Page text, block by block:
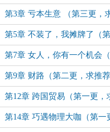
第3章 亏本生意 （第三更，
荐，求收藏）
第5章 不装了，我摊牌了（
更，求推荐，求收藏）
第7章 女人，你有一个机会
更，求推荐，求收藏）
第9章 财路（第二更，求推
收藏）
第12章 跨国贸易（第一更，
荐，求收藏）
第14章 巧遇物理大咖（第一